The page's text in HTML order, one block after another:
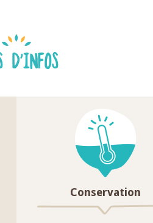
D'INFOS
Conservation